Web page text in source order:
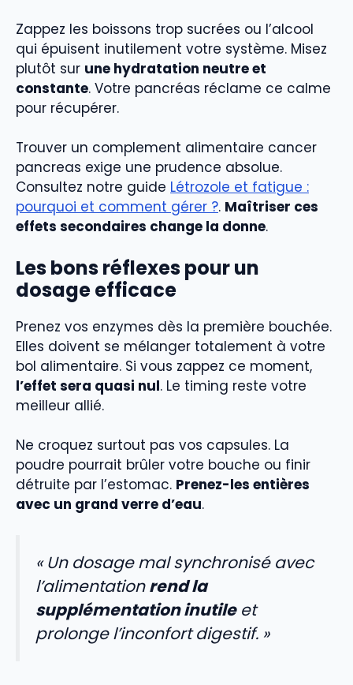
Zappez les boissons trop sucrées ou l’alcool
qui épuisent inutilement votre système. Misez
plutôt sur une hydratation neutre et
constante. Votre pancréas réclame ce calme
pour récupérer.
Trouver un complement alimentaire cancer
pancreas exige une prudence absolue.
Consultez notre guide Létrozole et fatigue :
pourquoi et comment gérer ?. Maîtriser ces
effets secondaires change la donne.
Les bons réflexes pour un
dosage efficace
Prenez vos enzymes dès la première bouchée.
Elles doivent se mélanger totalement à votre
bol alimentaire. Si vous zappez ce moment,
l’effet sera quasi nul. Le timing reste votre
meilleur allié.
Ne croquez surtout pas vos capsules. La
poudre pourrait brûler votre bouche ou finir
détruite par l’estomac. Prenez-les entières
avec un grand verre d’eau.
« Un dosage mal synchronisé avec
l’alimentationrend la
supplémentation inutileet
prolonge l’inconfort digestif. »